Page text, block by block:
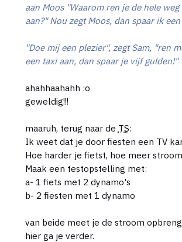
aan Moos "Waarom ren je de hele
aan?" Nou zegt Moos, dan spaar ik
"Doe mij een plezier", zegt Sam, "ren
een taxi aan, dan spaar je vijf gulden!"
ahahhaahahh :o
geweldig!!!
maaruh, terug naar de TS:
Ik weet dat je door fiesten een TV
Hoe harder je fietst, hoe meer
Maak een testopstelling met:
a- 1 fiets met 2 dynamo's
b- 2 fiesten met 1 dynamo
van beide meet je de stroom
hier ga je verder.